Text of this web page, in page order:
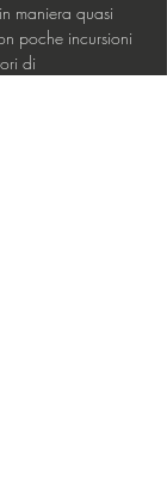
maniera quasi
poche incursioni
di